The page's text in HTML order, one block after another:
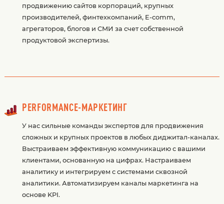
продвижению сайтов корпораций, крупных
производителей, финтехкомпаний, E-comm,
агрегаторов, блогов и СМИ за счет собственной
продуктовой экспертизы.
PERFORMANCE-МАРКЕТИНГ
У нас сильные команды экспертов для продвижения
сложных и крупных проектов в любых диджитал-каналах.
Выстраиваем эффективную коммуникацию с вашими
клиентами, основанную на цифрах. Настраиваем
аналитику и интегрируем с системами сквозной
аналитики. Автоматизируем каналы маркетинга на
основе KPI.